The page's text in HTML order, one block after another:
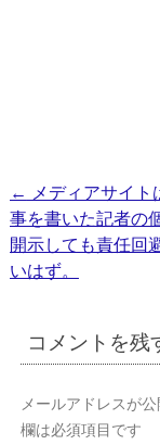
投
稿
ナ
ゲ
ー
シ
ョ
←
メディアサイト
事を書いた記者の
開示しても責任回
いはず。
コメントを残
メールアドレスが
欄は必須項目です